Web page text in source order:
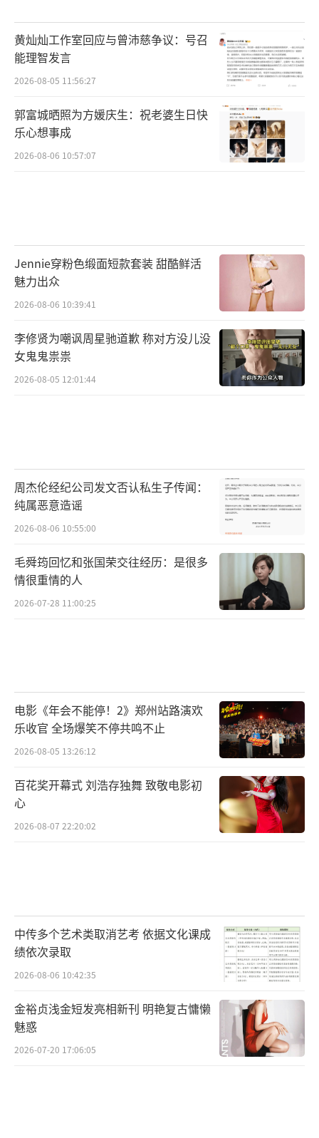
黄灿灿工作室回应与曾沛慈争议：号召
能理智发言
2026-08-05 11:56:27
郭富城晒照为方媛庆生：祝老婆生日快
乐心想事成
2026-08-06 10:57:07
Jennie穿粉色缎面短款套装 甜酷鲜活
魅力出众
2026-08-06 10:39:41
李修贤为嘲讽周星驰道歉 称对方没儿没
女鬼鬼祟祟
2026-08-05 12:01:44
周杰伦经纪公司发文否认私生子传闻：
纯属恶意造谣
2026-08-06 10:55:00
毛舜筠回忆和张国荣交往经历：是很多
情很重情的人
2026-07-28 11:00:25
电影《年会不能停！2》郑州站路演欢
乐收官 全场爆笑不停共鸣不止
2026-08-05 13:26:12
百花奖开幕式 刘浩存独舞 致敬电影初
心
2026-08-07 22:20:02
中传多个艺术类取消艺考 依据文化课成
绩依次录取
2026-08-06 10:42:35
金裕贞浅金短发亮相新刊 明艳复古慵懒
魅惑
2026-07-20 17:06:05